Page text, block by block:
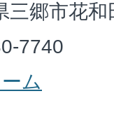
三郷市花
7740
ム